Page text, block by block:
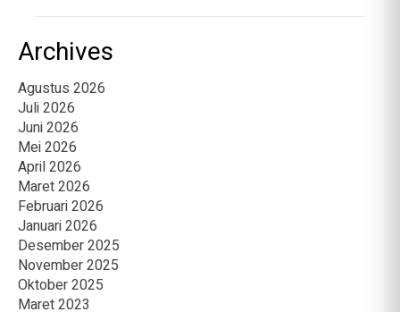
Archives
Agustus 2026
Juli 2026
Juni 2026
Mei 2026
April 2026
Maret 2026
Februari 2026
Januari 2026
Desember 2025
November 2025
Oktober 2025
Maret 2023